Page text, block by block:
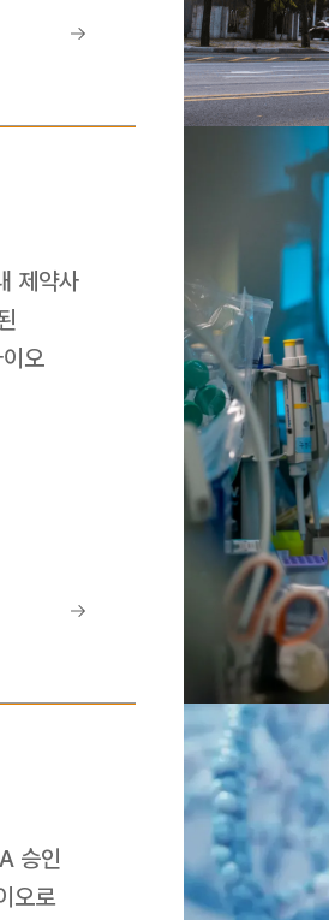
제약사
오
승인
오로